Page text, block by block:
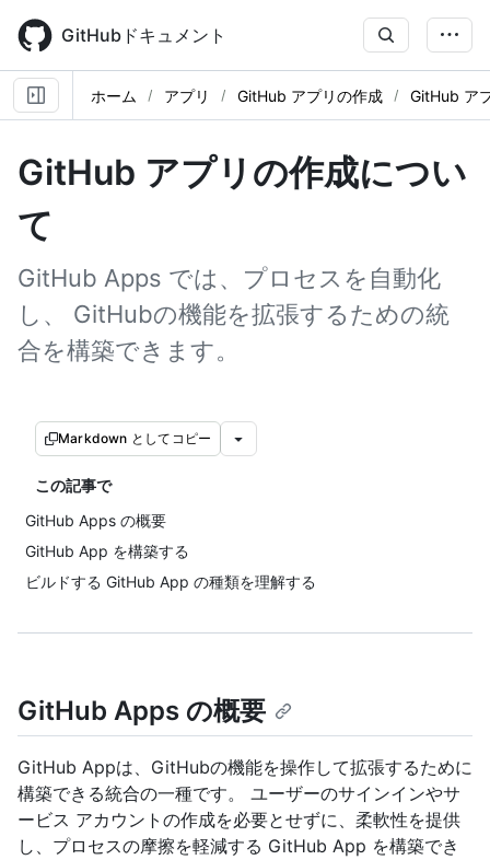
main
content
GitHubドキュメント
ホーム アプリ GitHub アプリの作成 GitHub ア
GitHub アプリの作成につい
て
GitHub Apps では、プロセスを自動化
し、 GitHubの機能を拡張するための統
合を構築できます。
Markdown としてコピー
この記事で
GitHub Apps の概要
GitHub App を構築する
ビルドする GitHub App の種類を理解する
GitHub Apps の概要
GitHub Appは、GitHubの機能を操作して拡張するために
構築できる統合の一種です。 ユーザーのサインインやサ
ービス アカウントの作成を必要とせずに、柔軟性を提供
し、プロセスの摩擦を軽減する GitHub App を構築でき